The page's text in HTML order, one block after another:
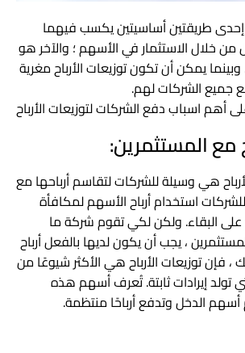
إحدى طريقتين أساسيتين يكسب فيهما
من خلال الاستثمار في الأسهم ؛ والآخر هو
يمكن أن تكون توزيعات الأرباح مغرية
جميع الشركات لهم.
أهم اسباب دفع الشركات لتوزيعات الأرباح
مع المستثمرين:
هي وسيلة للشركات لتقاسم أرباحها مع
استخدام أرباح الأسهم لمكافأة
البقاء. ولكن لكي تقوم شركة ما
، يجب أن يكون لديها بالفعل أرباح
، فإن توزيعات الأرباح هي الأكثر شيوعًا من
تولد إيرادات ثابتة. تُعرف أسهم هذه
الدخل وتدفع أرباحًا منتظمة.